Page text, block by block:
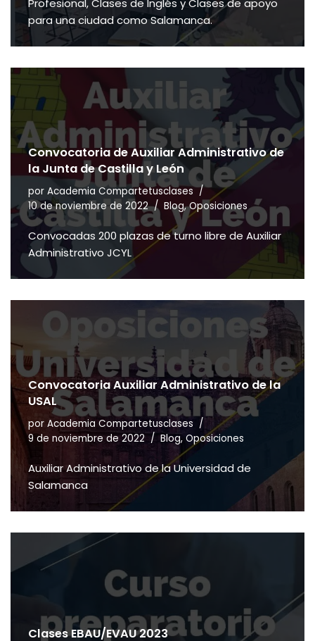
Profesional, Clases de Inglés y Clases de apoyo
para una ciudad como Salamanca.
Convocatoria de Auxiliar Administrativo de
la Junta de Castilla y León
por Academia Compartetusclases
10 de noviembre de 2022
Blog,Oposiciones
Convocadas 200 plazas de turno libre de Auxiliar
Administrativo JCYL
Convocatoria Auxiliar Administrativo de la
USAL
por Academia Compartetusclases
9 de noviembre de 2022
Blog, Oposiciones
Auxiliar Administrativo de la Universidad de
Salamanca
Clases EBAU/EVAU 2023